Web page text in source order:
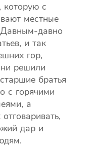
которую с
местные
давно
и так
гор,
решили
братья
с горячими
а
дар и